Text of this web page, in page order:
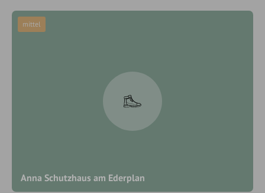
Anna Schutzhaus am Ederplan
mittel